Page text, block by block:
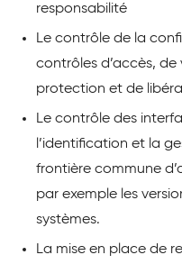
responsabilité
Le contrôle de la
contrôles d’accès,
protection et de
Le contrôle des
l’identification et la
frontière commune
par exemple les
systèmes.
La mise en place de